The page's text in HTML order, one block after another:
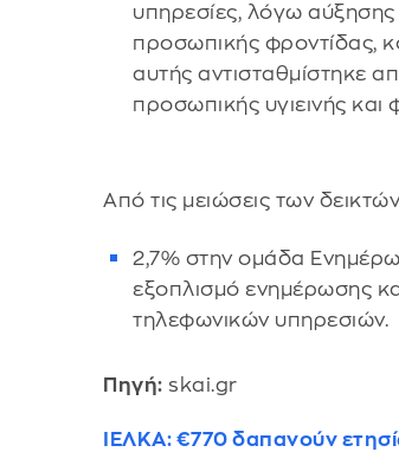
υπηρεσίες, λόγω
προσωπικής φροντίδας,
αυτής αντισταθμίστηκε
προσωπικής υγιεινής και
Από τις μειώσεις των
2,7% στην ομάδα
εξοπλισμό ενημέρωσης
τηλεφωνικών υπηρεσιών.
Πηγή: skai.gr
ΙΕΛΚΑ: €770 δαπανούν